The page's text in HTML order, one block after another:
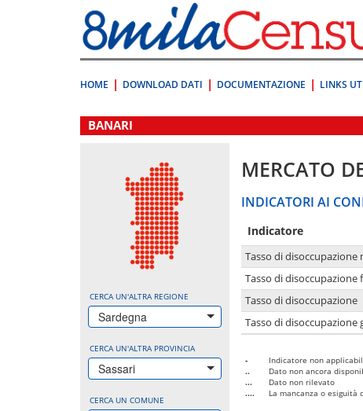
direttamente
a:
Contenuto
HOME DOWNLOAD DATI DOCUMENTAZIONE LINKS
.
BANARI
CERCA UN'ALTRA REGIONE
Sardegna
CERCA UN'ALTRA PROVINCIA
Sassari
CERCA UN COMUNE
MERCATO
INDICATORI AI
Indicatore
Tasso di disoccupazione
Tasso di disoccupazione
Tasso di disoccupazione
Tasso di disoccupazione
-
Indicatore non
..
Dato non ancora
...
Dato non rilevato
....
La mancanza o